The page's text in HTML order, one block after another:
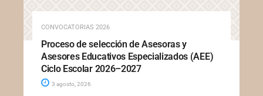
CONVOCATORIAS 2026
Proceso de selección de Asesoras y
Asesores Educativos Especializados (AEE)
Ciclo Escolar 2026–2027
3 agosto, 2026